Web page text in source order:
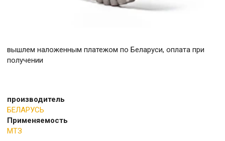
вышлем наложенным платежом по Беларуси, оплата при
получении
производитель
БЕЛАРУСЬ
Применяемость
МТЗ